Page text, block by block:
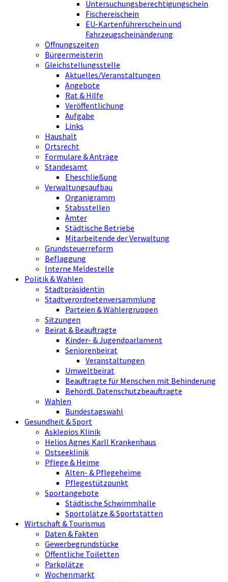
Untersuchungsberechtigungschein
Fischereischein
EU-Kartenführerschein und
Fahrzeugscheinänderung
Öffnungszeiten
Bürgermeisterin
Gleichstellungsstelle
Aktuelles/Veranstaltungen
Angebote
Rat & Hilfe
Veröffentlichung
Aufgabe
Links
Haushalt
Ortsrecht
Formulare & Anträge
Standesamt
Eheschließung
Verwaltungsaufbau
Organigramm
Stabsstellen
Ämter
Städtische Betriebe
Mitarbeitende der Verwaltung
Grundsteuerreform
Beflaggung
Interne Meldestelle
Politik & Wahlen
Stadtpräsidentin
Stadtverordnetenversammlung
Parteien & Wählergruppen
Sitzungen
Beirat & Beauftragte
Kinder- & Jugendparlament
Seniorenbeirat
Veranstaltungen
Umweltbeirat
Beauftragte für Menschen mit Behinderung
Behördl. Datenschutzbeauftragte
Wahlen
Bundestagswahl
Gesundheit & Sport
Asklepios Klinik
Helios Agnes Karll Krankenhaus
Ostseeklinik
Pflege & Heime
Alten- & Pflegeheime
Pflegestützpunkt
Sportangebote
Städtische Schwimmhalle
Sportplätze & Sportstätten
Wirtschaft & Tourismus
Daten & Fakten
Gewerbegrundstücke
Öffentliche Toiletten
Parkplätze
Wochenmarkt